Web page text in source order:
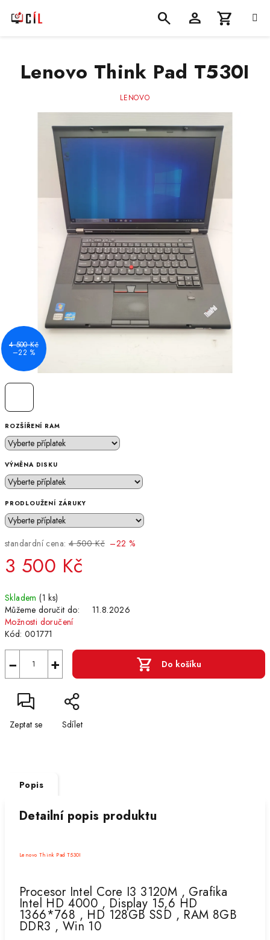
košík
ROZŠÍŘENÍ RAM
VÝMĚNA DISKU
PRODLOUŽENÍ ZÁRUKY
standardní cena: 4 500 Kč –22 %
3 500 Kč
cena:
Skladem(1 ks)
Můžeme doručit do:
11.8.2026
Možnosti doručení
Kód: 001771
+
− Do košíku
Zeptat se Sdílet
Lenovo Think Pad T530I
LENOVO
4 500 Kč
–22 %
Popis
Detailní popis produktu
Lenovo Think Pad T530I
Procesor Intel Core I3 3120M , Grafika
Intel HD 4000 , Display 15,6 HD
1366*768 , HD 128GB SSD , RAM 8GB
DDR3 , Win 10